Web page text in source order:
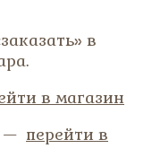
в
в магазин
— перейти в